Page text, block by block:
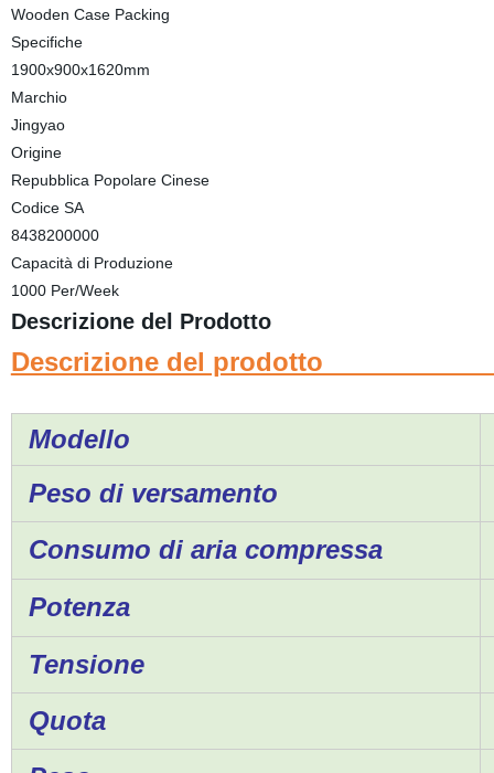
Wooden Case Packing
Specifiche
1900x900x1620mm
Marchio
Jingyao
Origine
Repubblica Popolare Cinese
Codice SA
8438200000
Capacità di Produzione
1000 Per/Week
Descrizione del Prodotto
Descrizione del
Modello
Peso di versamento
Consumo di aria compressa
Potenza
Tensione
Quota